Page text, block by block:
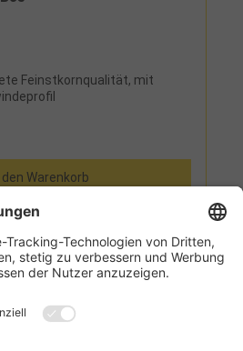
Feinstkornqualität, mit
den Warenkorb